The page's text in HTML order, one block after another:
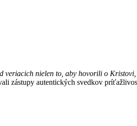
veriacich nielen to, aby hovorili o
zástupy autentických svedkov